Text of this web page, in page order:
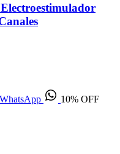
10% OFF